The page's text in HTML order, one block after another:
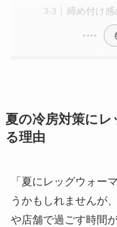
締め付け
夏の冷房対策に
る理由
「夏にレッグウォー
うかもしれませんが
や店舗で過ごす時間